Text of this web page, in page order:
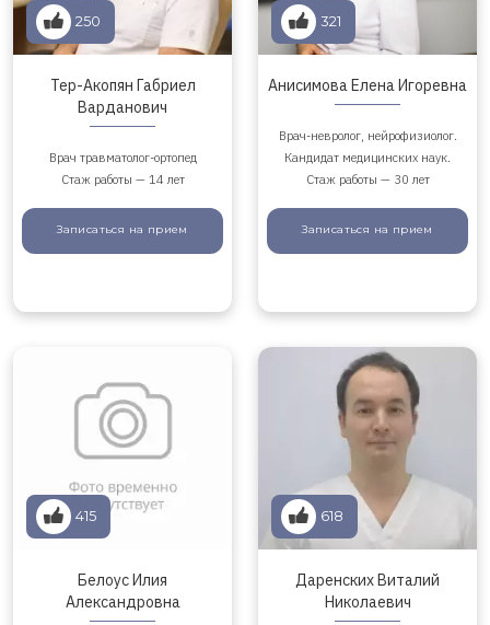
250
Тер-Акопян Габриел
Варданович
Врач травматолог-ортопед
Стаж работы — 14 лет
Записаться на прием
321
Анисимова Елена Игоревна
Врач-невролог, нейрофизиолог.
Кандидат медицинских наук.
Стаж работы — 30 лет
Записаться на прием
415
Белоус Илия
Александровна
618
Даренских Виталий
Николаевич